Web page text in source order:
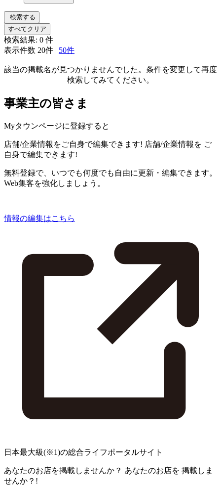
検索する
すべてクリア
検索結果: 0 件
表示件数 20件 | 50件
該当の掲載名が見つかりませんでした。条件を変更して再度
検索してみてください。
事業主の皆さま
Myタウンページに登録すると
店舗/企業情報をご自身で編集できます! 店舗/企業情報を ご
自身で編集できます!
無料登録で、いつでも何度でも自由に更新・編集できます。
Web集客を強化しましょう。
情報の編集はこちら
日本最大級(※1)の総合ライフポータルサイト
あなたのお店を掲載しませんか？ あなたのお店を 掲載しま
せんか？!